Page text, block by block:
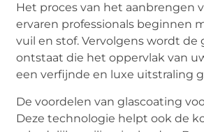
Het proces van het aanbrengen
ervaren professionals beginnen
vuil en stof. Vervolgens wordt
ontstaat die het oppervlak van
een verfijnde en luxe uitstraling
De voordelen van glascoating
Deze technologie helpt ook de